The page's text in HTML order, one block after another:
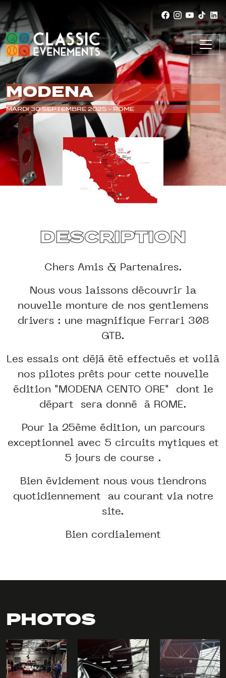
MODENA
MARDI 30 SEPTEMBRE 2025 - ROME
DESCRIPTION
Chers Amis & Partenaires.
Nous vous laissons découvrir la
nouvelle monture de nos gentlemens
drivers : une magnifique Ferrari 308
GTB.
Les essais ont déjà été effectués et voilà
nos pilotes prêts pour cette nouvelle
édition "MODENA CENTO ORE" dont le
départ sera donné à ROME.
Pour la 25ème édition, un parcours
exceptionnel avec 5 circuits mytiques et
5 jours de course .
Bien évidement nous vous tiendrons
quotidiennement au courant via notre
site.
Bien cordialement
PHOTOS